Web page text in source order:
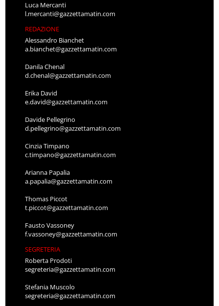
Luca Mercanti
l.mercanti@gazzettamatin.com
REDAZIONE
Alessandro Bianchet
a.bianchet@gazzettamatin.com
Danila Chenal
d.chenal@gazzettamatin.com
Erika David
e.david@gazzettamatin.com
Davide Pellegrino
d.pellegrino@gazzettamatin.com
Cinzia Timpano
c.timpano@gazzettamatin.com
Arianna Papalia
a.papalia@gazzettamatin.com
Thomas Piccot
t.piccot@gazzettamatin.com
Fausto Vassoney
f.vassoney@gazzettamatin.com
SEGRETERIA
Roberta Prodoti
segreteria@gazzettamatin.com
Stefania Muscolo
segreteria@gazzettamatin.com